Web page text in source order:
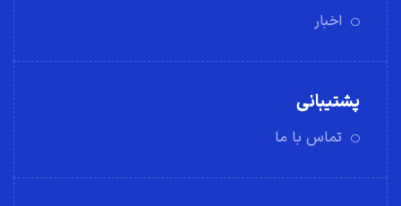
اخبار
پشتیبانی
تماس با ما